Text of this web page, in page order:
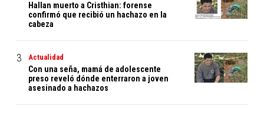
Hallan muerto a Cristhian: forense
confirmó que recibió un hachazo en la
cabeza
Actualidad
Con una seña, mamá de adolescente
preso reveló dónde enterraron a joven
asesinado a hachazos